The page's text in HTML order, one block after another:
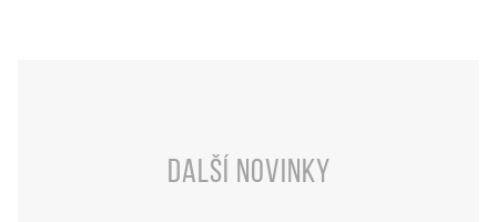
Další novinky